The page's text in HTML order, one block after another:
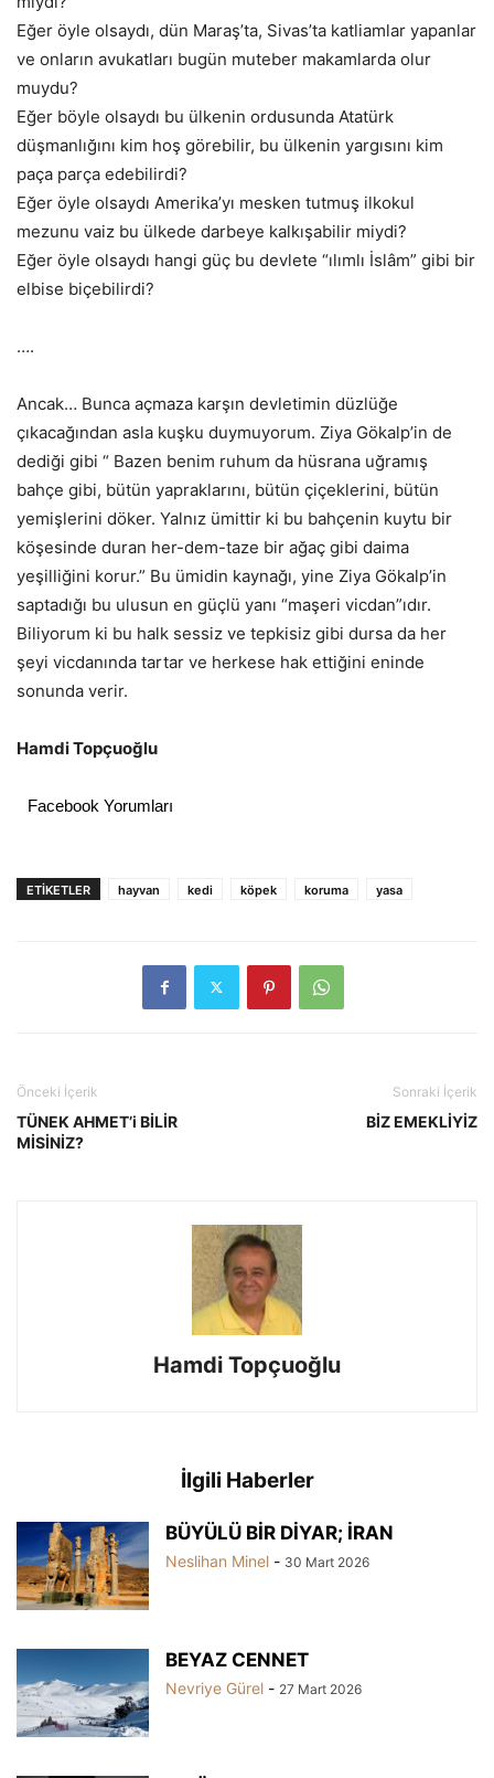
Eğer öyle olsaydı, dün Maraş’ta, Sivas’ta katliamlar yapanlar
ve onların avukatları bugün muteber makamlarda olur
muydu?
Eğer böyle olsaydı bu ülkenin ordusunda Atatürk
düşmanlığını kim hoş görebilir, bu ülkenin yargısını kim
paça parça edebilirdi?
Eğer öyle olsaydı Amerika’yı mesken tutmuş ilkokul
mezunu vaiz bu ülkede darbeye kalkışabilir miydi?
Eğer öyle olsaydı hangi güç bu devlete “ılımlı İslâm” gibi bir
elbise biçebilirdi?
….
Ancak… Bunca açmaza karşın devletimin düzlüğe
çıkacağından asla kuşku duymuyorum. Ziya Gökalp’in de
dediği gibi “ Bazen benim ruhum da hüsrana uğramış
bahçe gibi, bütün yapraklarını, bütün çiçeklerini, bütün
yemişlerini döker. Yalnız ümittir ki bu bahçenin kuytu bir
köşesinde duran her-dem-taze bir ağaç gibi daima
yeşilliğini korur.” Bu ümidin kaynağı, yine Ziya Gökalp’in
saptadığı bu ulusun en güçlü yanı “maşeri vicdan”ıdır.
Biliyorum ki bu halk sessiz ve tepkisiz gibi dursa da her
şeyi vicdanında tartar ve herkese hak ettiğini eninde
sonunda verir.
Hamdi Topçuoğlu
Facebook Yorumları
ETIKETLER hayvan kedi köpek koruma yasa
Önceki İçerik
TÜNEK AHMET’i BİLİR
MİSİNİZ?
Sonraki İçerik
BİZ EMEKLİYİZ
Hamdi Topçuoğlu
İlgili Haberler
BÜYÜLÜ BİR DİYAR; İRAN
Neslihan Minel - 30 Mart 2026
BEYAZ CENNET
Nevriye Gürel - 27 Mart 2026